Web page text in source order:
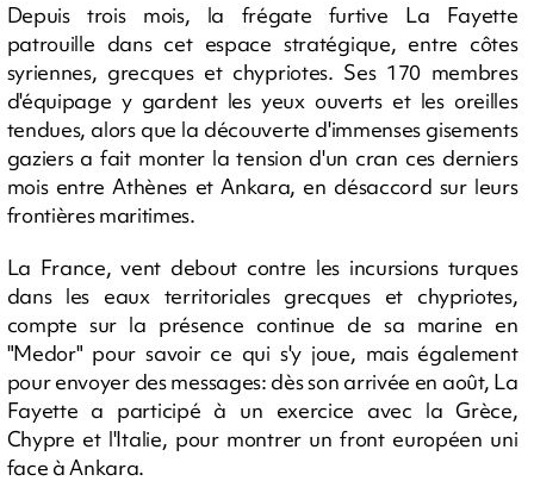
Depuis trois mois, la frégate furtive La Fayette
patrouille dans cet espace stratégique, entre côtes
syriennes, grecques et chypriotes. Ses 170 membres
d'équipage y gardent les yeux ouverts et les oreilles
tendues, alors que la découverte d'immenses gisements
gaziers a fait monter la tension d'un cran ces derniers
mois entre Athènes et Ankara, en désaccord sur leurs
frontières maritimes.
La France, vent debout contre les incursions turques
dans les eaux territoriales grecques et chypriotes,
compte sur la présence continue de sa marine en
"Medor" pour savoir ce qui s'y joue, mais également
pour envoyer des messages: dès son arrivée en août, La
Fayette a participé à un exercice avec la Grèce,
Chypre et l'Italie, pour montrer un front européen uni
face à Ankara.